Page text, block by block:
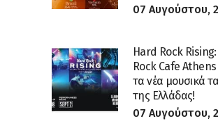
07 Αυγούστου,
Hard Rock
Rock Cafe
τα νέα μουσικά
της Ελλάδας!
07 Αυγούστου,